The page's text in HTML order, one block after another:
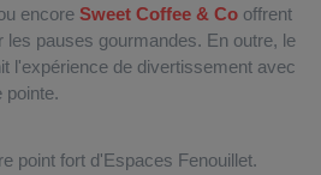
encore Sweet Coffee & Co offrent
les pauses gourmandes. En outre, le
l'expérience de divertissement avec
pointe.
point fort d'Espaces Fenouillet.